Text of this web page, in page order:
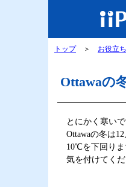
トップ＞ お役立
Ottawaの
とにかく寒いで
Ottawaの冬は
10℃を下回り
気を付けてくだ